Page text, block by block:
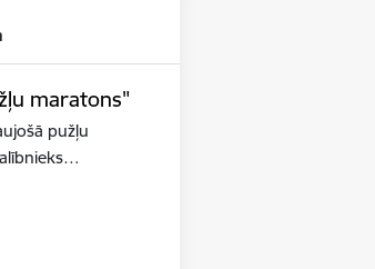
maratons"
pužļu